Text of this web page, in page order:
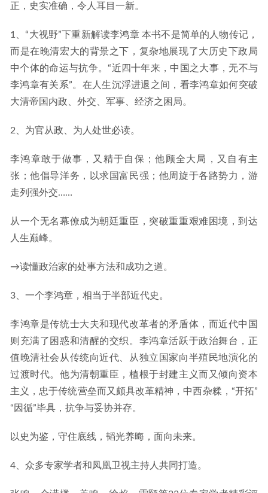
正，史实准确，令人耳目一新。
1、“大视野”下重新解读李鸿章 本书不是简单的人物传记，
而是在晚清宏大的背景之下，复杂地展现了大历史下政局
中个体的命运与抗争。“近四十年来，中国之大事，无不与
李鸿章有关系”。在人生沉浮进退之间，看李鸿章如何突破
大清帝国内政、外交、军事、经济之困局。
2、为官从政、为人处世必读。
李鸿章敢于做事，又精于自保；他顾全大局，又自有主
张；他倡导洋务，以求国富民强；他周旋于各路势力，游
走列强外交……
从一个无名幕僚成为朝廷重臣，突破重重艰难困境，到达
人生巅峰。
→读懂政治家的处事方法和成功之道。
3、一个李鸿章，相当于半部近代史。
李鸿章是传统士大夫和现代改革者的矛盾体，而近代中国
则充满了困惑和清醒的交织。李鸿章活跃于政治舞台，正
值晚清社会从传统向近代、从独立国家向半殖民地演化的
过渡时代。他为清朝重臣，植根于封建主义而又倾向资本
主义，忠于传统营垒而又颇具改革精神，中西杂糅，“开拓”
“因循”毕具，抗争与妥协并存。
以史为鉴，守住底线，韬光养晦，面向未来。
4、众多专家学者和凤凰卫视主持人共同打造。